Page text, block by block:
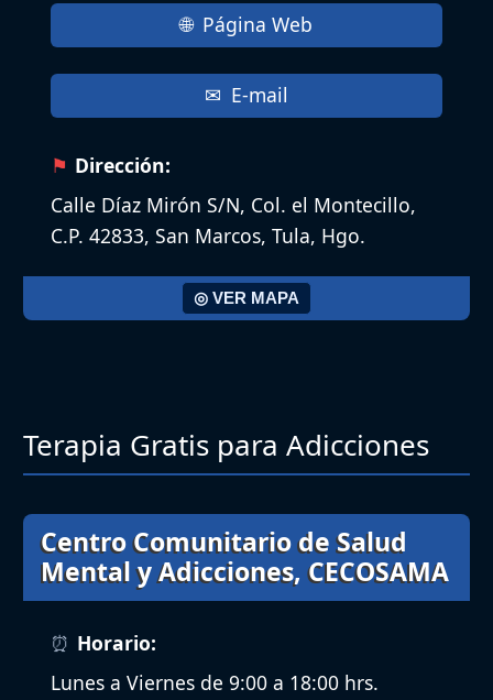
Página Web
E-mail
Dirección:
Calle Díaz Mirón S/N, Col. el Montecillo,
C.P. 42833, San Marcos, Tula, Hgo.
◎ VER MAPA
Terapia Gratis para Adicciones
Centro Comunitario de Salud
Mental y Adicciones, CECOSAMA
Horario:
Lunes a Viernes de 9:00 a 18:00 hrs.